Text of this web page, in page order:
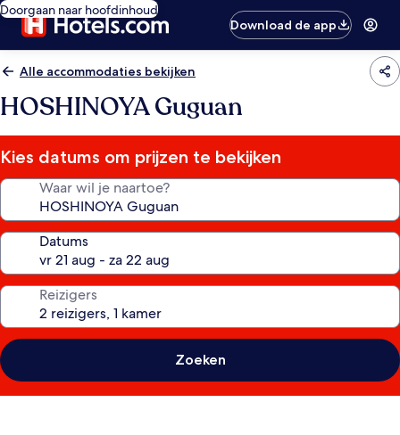
Doorgaan naar hoofdinhoud
Download de app
Alle accommodaties bekijken
HOSHINOYA Guguan
Kies datums om prijzen te bekijken
Waar wil je naartoe?
Datums
Reizigers
Zoeken